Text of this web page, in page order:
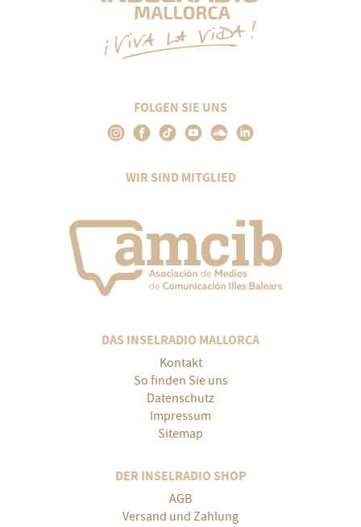
FOLGEN SIE UNS
WIR SIND MITGLIED
DAS INSELRADIO MALLORCA
Kontakt
So finden Sie uns
Datenschutz
Impressum
Sitemap
DER INSELRADIO SHOP
AGB
Versand und Zahlung